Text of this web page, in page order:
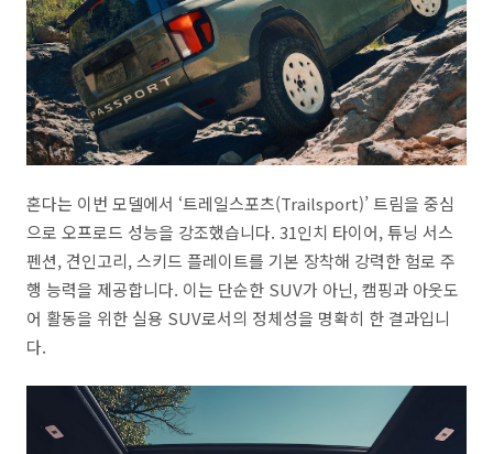
혼다는 이번 모델에서 ‘트레일스포츠(Trailsport)’ 트림을 중심
으로 오프로드 성능을 강조했습니다. 31인치 타이어, 튜닝 서스
펜션, 견인고리, 스키드 플레이트를 기본 장착해 강력한 험로 주
행 능력을 제공합니다. 이는 단순한 SUV가 아닌, 캠핑과 아웃도
어 활동을 위한 실용 SUV로서의 정체성을 명확히 한 결과입니
다.